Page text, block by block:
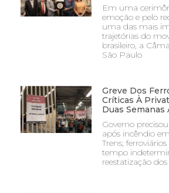
Em uma
emoção e pelo
uma das mais
trajetórias do
brasileiro, a
São Paulo
Greve Dos
Críticas À
Duas Semanas
Governo
após incêndio
Trens;
tempo
reestatização